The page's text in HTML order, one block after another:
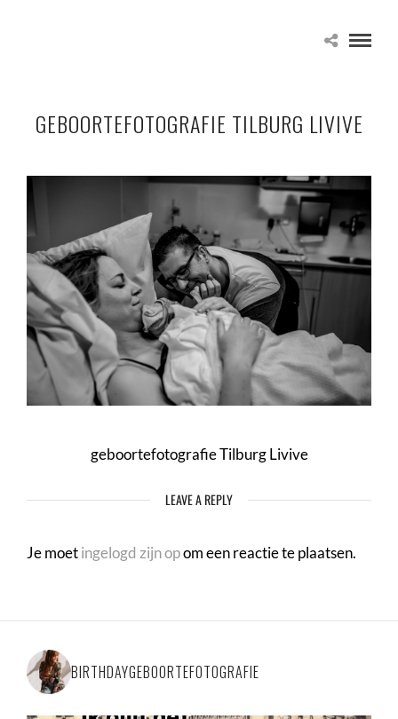
GEBOORTEFOTOGRAFIE TILBURG LIVIVE
geboortefotografie Tilburg Livive
LEAVE A REPLY
Je moetingelogd zijn opom een reactie te plaatsen.
BIRTHDAYGEBOORTEFOTOGRAFIE